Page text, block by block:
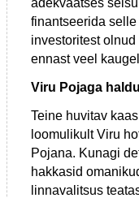
finantseerida
investoritest
ennast veel
Viru Pojaga
Teine huvitav
loomulikult Viru
Pojana. Kunagi
hakkasid
linnavalitsus